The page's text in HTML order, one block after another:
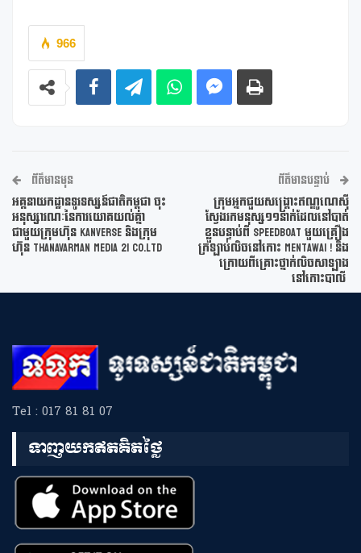
966
ព័ត៌មានមុន
អគ្គនាយកដ្ឋានទូរទស្សន៍ជាតិកម្ពុជា ចុះ
អនុស្សារណៈនៃការយោគយល់គ្នា
ជាមួយក្រុមហ៊ុន KANVERSE និងក្រុម
ហ៊ុន THANAVARMAN MEDIA 21 Co.Ltd
ព័ត៌មានបន្ទាប់
ក្រុមអ្នកជួយសង្គ្រោះឥណ្ឌូណេស៊ី
ស្វែងរកមនុស្ស១១នាក់ដែលនៅបាត់
ខ្លួនបន្ទាប់ពី speedboat មួយគ្រឿង
ក្រឡាប់លិចនៅកោះ Mentawai ! និង
ក្រោយពីគ្រោះថ្នាក់លិចសាឡាង
នៅកោះបាលី
Tel : 017 81 81 07
ទាញយកឥតគិតថ្លៃ